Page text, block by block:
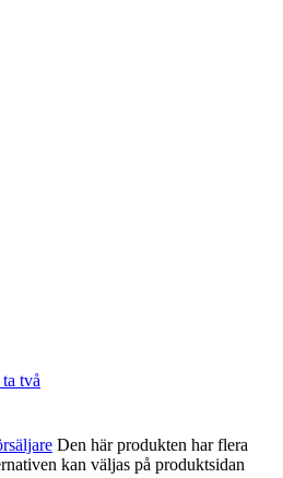
två
Den här produkten har flera
kan väljas på produktsidan